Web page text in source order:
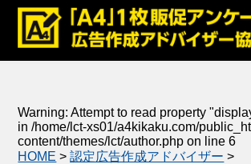
メディア掲載
公式ブログ
Warning: Attempt to read property
in/home/lct-xs01/a4kikaku.com/
content/themes/lct/author.php on line6
HOME >認定広告作成アドバイザー >